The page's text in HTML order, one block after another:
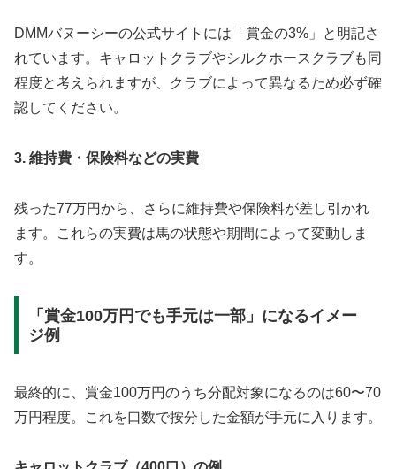
DMMバヌーシーの公式サイトには「賞金の3%」と明記さ
れています。キャロットクラブやシルクホースクラブも同
程度と考えられますが、クラブによって異なるため必ず確
認してください。
3. 維持費・保険料などの実費
残った77万円から、さらに維持費や保険料が差し引かれ
ます。これらの実費は馬の状態や期間によって変動しま
す。
「賞金100万円でも手元は一部」になるイメー
ジ例
最終的に、賞金100万円のうち分配対象になるのは60〜70
万円程度。これを口数で按分した金額が手元に入ります。